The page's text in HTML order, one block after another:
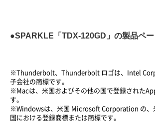
●SPARKLE「TDX-120GD」の製品ペー
※Thunderbolt、Thunderbolt ロゴは、Intel
子会社の商標です。
※Macは、米国およびその他の国で登録された
す。
※Windowsは、米国 Microsoft Corporation の、
国における登録商標または商標です。